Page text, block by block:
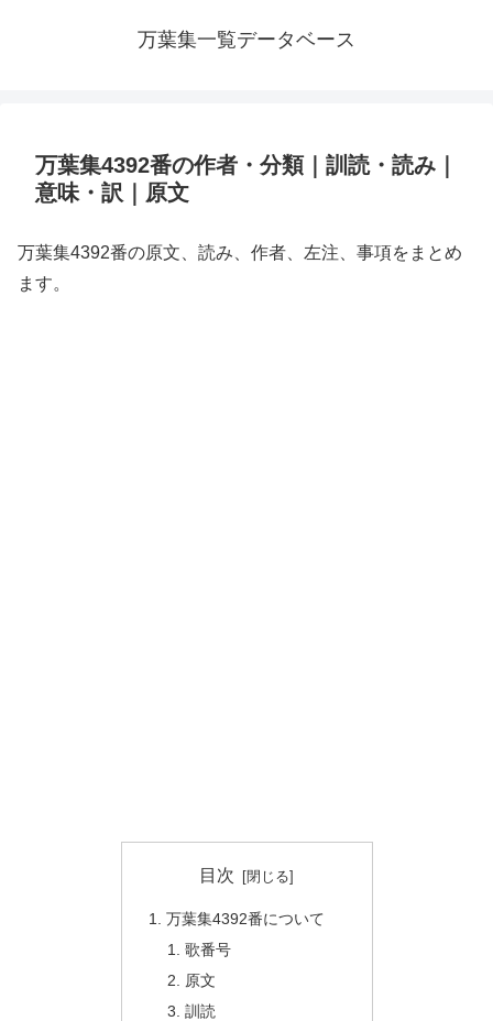
万葉集一覧データベース
万葉集4392番の作者・分類｜訓読・読み｜
意味・訳｜原文
万葉集4392番の原文、読み、作者、左注、事項をまとめ
ます。
目次
万葉集4392番について
歌番号
原文
訓読